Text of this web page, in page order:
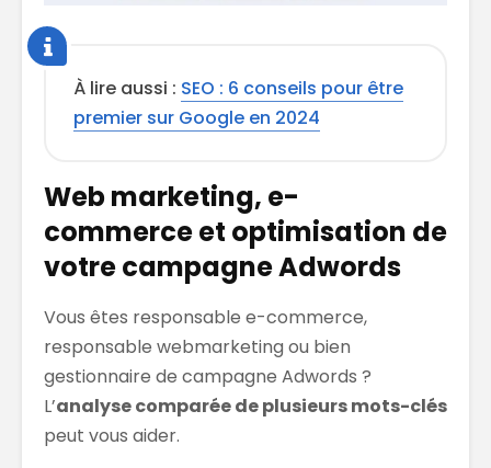
À lire aussi : SEO : 6 conseils pour être
premier sur Google en 2024
Web marketing, e-
commerce et optimisation de
votre campagne Adwords
Vous êtes responsable e-commerce,
responsable webmarketing ou bien
gestionnaire de campagne Adwords ?
L’analyse comparée de plusieurs mots-clés
peut vous aider.